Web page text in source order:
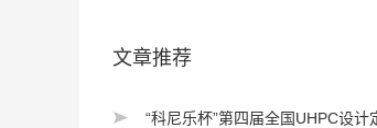
文章推荐
“科尼乐杯”第四届全国UHPC设计